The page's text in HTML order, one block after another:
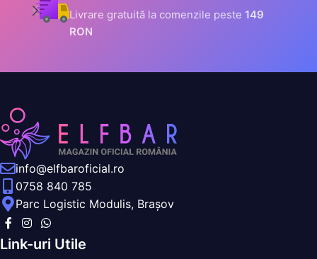
Toate datele tale suntcriptate prin SSL
info@elfbaroficial.ro
0758 840 785
Parc Logistic Modulis, Brașov
Link-uri Utile
Contact